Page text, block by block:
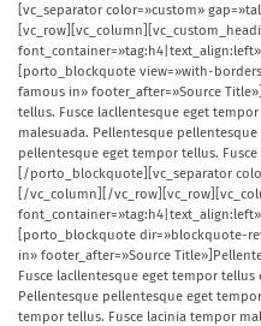
[vc_separator color=»custom»
font_container=»tag:h4|text_align:left»
[porto_blockquote view=»with-
famous in» footer_after=»Source
tellus. Fusce lacllentesque eget
malesuada. Pellentesque
pellentesque eget tempor tellus.
[/porto_blockquote][vc_separator
[/vc_column][/
font_container=»tag:h4|text_align:left»
[porto_blockquote dir=»blockquote-
in» footer_after=»Source
Fusce lacllentesque eget tempor
Pellentesque pellentesque eget
tempor tellus. Fusce lacinia tempor